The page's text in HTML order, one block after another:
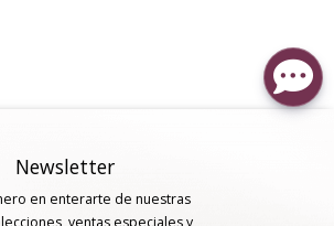
Newsletter
en enterarte de nuestras
ventas especiales y